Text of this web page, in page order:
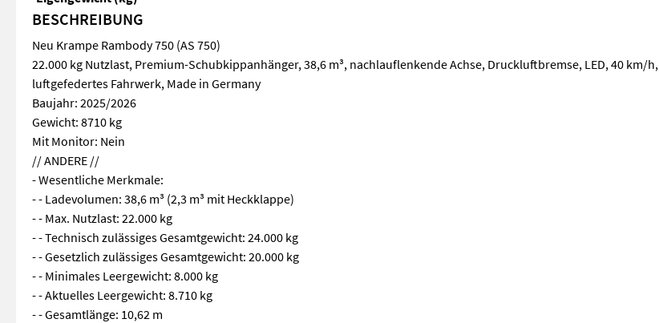
BESCHREIBUNG
Neu Krampe Rambody 750 (AS 750)
22.000 kg Nutzlast, Premium-Schubkippanhänger, 38,6 m³, nachlauflenkende Achse, Druckluftbremse, LED, 40 km/h,
luftgefedertes Fahrwerk, Made in Germany
Baujahr: 2025/2026
Gewicht: 8710 kg
Mit Monitor: Nein
// ANDERE //
- Wesentliche Merkmale:
- - Ladevolumen: 38,6 m³ (2,3 m³ mit Heckklappe)
- - Max. Nutzlast: 22.000 kg
- - Technisch zulässiges Gesamtgewicht: 24.000 kg
- - Gesetzlich zulässiges Gesamtgewicht: 20.000 kg
- - Minimales Leergewicht: 8.000 kg
- - Aktuelles Leergewicht: 8.710 kg
- - Gesamtlänge: 10,62 m